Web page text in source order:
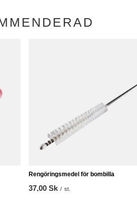
Rengöringsmedel för bombilla
37,00 Sk / st.